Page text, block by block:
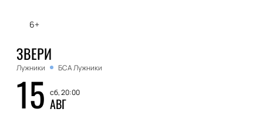
6+
ЗВЕРИ
Лужники БСА Лужники
15 сб, 20:00
АВГ